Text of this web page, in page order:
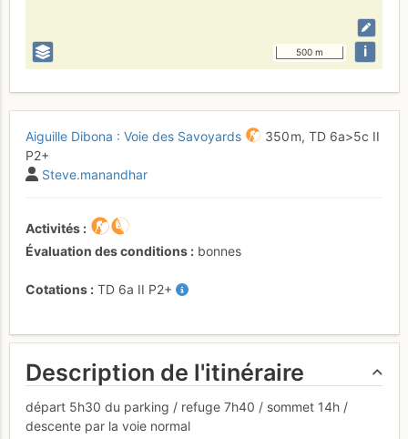
500 m i
Aiguille Dibona : Voie des Savoyards 350 m, TD 6a>5c II
P2+
Steve.manandhar
Activités
Évaluation des conditions
bonnes
Cotations TD 6a II P2+
Description de l'itinéraire
départ 5h30 du parking / refuge 7h40 / sommet 14h /
descente par la voie normal